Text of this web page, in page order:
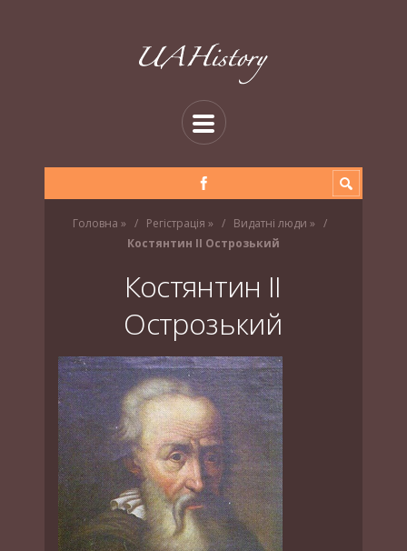
Головна » Регістрація » Видатні люди »
Костянтин ІІ Острозький
Костянтин ІІ
Острозький